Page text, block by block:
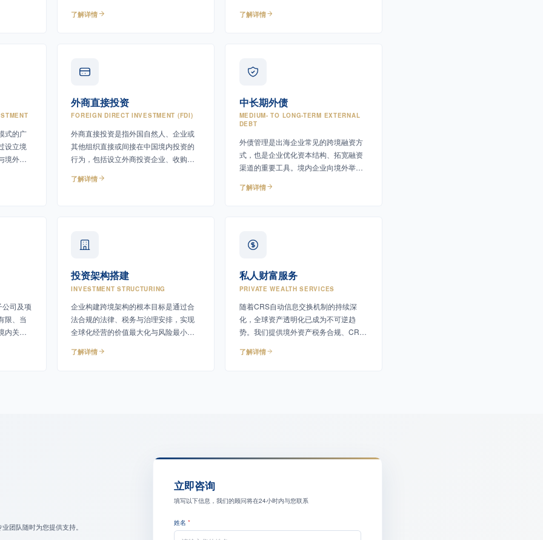
人力资源以及政策环境等核心因素，帮
了解详情 了解详情
式的广
设立境
境外投
外商直接投资
FOREIGN DIRECT INVESTMENT (FDI)
外商直接投资是指外国自然人、企业或
其他组织直接或间接在中国境内投资的
行为，包括设立外商投资企业、收购股
了解详情
中长期外债
MEDIUM- TO LONG-TERM EXTERNAL
DEBT
外债管理是出海企业常见的跨境融资方
式，也是企业优化资本结构、拓宽融资
渠道的重要工具。境内企业向境外举借
了解详情
司及项
限、当
内关联
投资架构搭建
INVESTMENT STRUCTURING
企业构建跨境架构的根本目标是通过合
法合规的法律、税务与治理安排，实现
全球化经营的价值最大化与风险最小
了解详情
私人财富服务
PRIVATE WEALTH SERVICES
随着CRS自动信息交换机制的持续深
化，全球资产透明化已成为不可逆趋
势。我们提供境外资产税务合规、CRS
了解详情
团队随时为您提供支持。
立即咨询
填写以下信息，我们的顾问将在24小时内与您联系
姓名 *